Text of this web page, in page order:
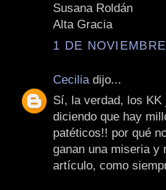
Susana Roldán
Alta Gracia
1 DE
Cecilia dijo...
Sí, la verdad, los KK
diciendo que hay
patéticos!! por qué
ganan una miseria y
artículo, como